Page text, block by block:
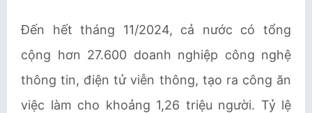
Ðến hết tháng 11/2024, cả nước có tổng
cộng hơn 27.600 doanh nghiệp công nghệ
thông tin, điện tử viễn thông, tạo ra công ăn
việc làm cho khoảng 1,26 triệu người. Tỷ lệ